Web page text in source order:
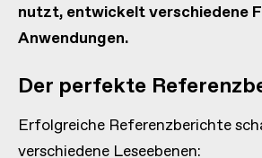
nutzt, entwickelt verschiedene
Anwendungen.
Der perfekte
Erfolgreiche Referenzberichte
verschiedene Leseebenen: